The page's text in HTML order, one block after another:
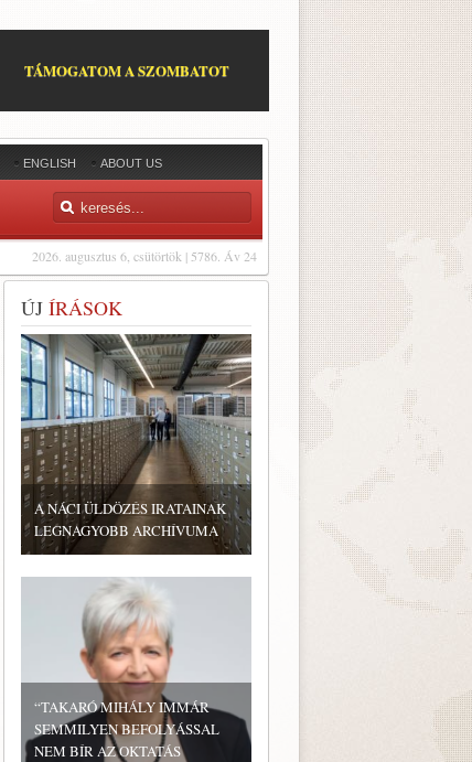
TÁMOGATOM A SZOMBATOT
ENGLISH ABOUT US
2026. augusztus 6, csütörtök | 5786. Áv 24
ÚJ ÍRÁSOK
A NÁCI ÜLDÖZÉS IRATAINAK
LEGNAGYOBB ARCHÍVUMA
“TAKARÓ MIHÁLY IMMÁR
SEMMILYEN BEFOLYÁSSAL
NEM BÍR AZ OKTATÁS